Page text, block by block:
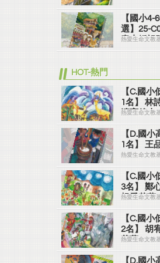
【國小4-
選】25-
青寺靜祖
熱愛生命文教
HOT-熱門
【C.國小
1名】 林
濤育後山
熱愛生命文教
【D.國
1名】 王
熱愛生命文教
【C.國小
3名】 鄭
根愛花蓮
熱愛生命文教
【C.國小
2名】 胡
花蓮 21-
熱愛生命文教
【D.國